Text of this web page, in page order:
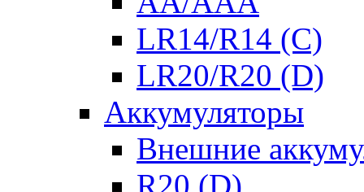
LR14/R14 (C)
LR20/R20 (D)
Аккумуляторы
Внешние